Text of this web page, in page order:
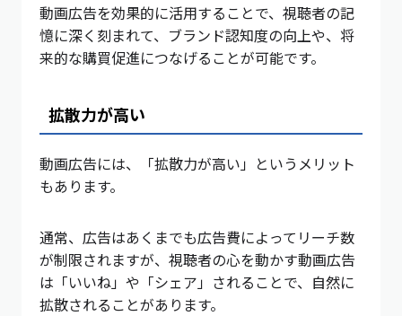
動画広告を効果的に活用することで、視聴者の記
憶に深く刻まれて、ブランド認知度の向上や、将
来的な購買促進につなげることが可能です。
拡散力が高い
動画広告には、「拡散力が高い」というメリット
もあります。
通常、広告はあくまでも広告費によってリーチ数
が制限されますが、視聴者の心を動かす動画広告
は「いいね」や「シェア」されることで、自然に
拡散されることがあります。